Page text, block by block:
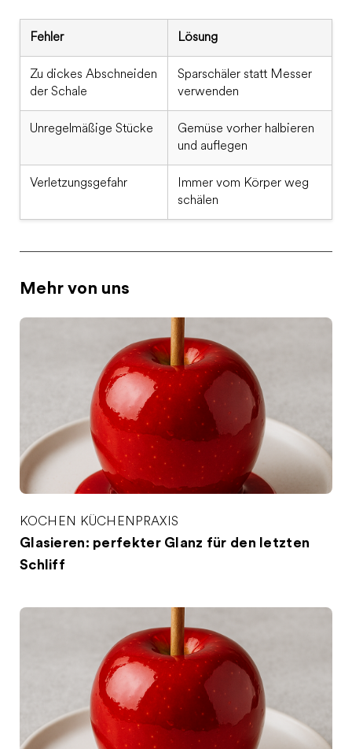
Fehler Lösung
Zu dickes Abschneiden
der Schale
Sparschäler statt Messer
verwenden
Unregelmäßige Stücke
Gemüse vorher halbieren
und auflegen
Verletzungsgefahr
Immer vom Körper weg
schälen
Mehr von uns
KOCHEN KÜCHENPRAXIS
Glasieren: perfekter Glanz für den letzten
Schliff